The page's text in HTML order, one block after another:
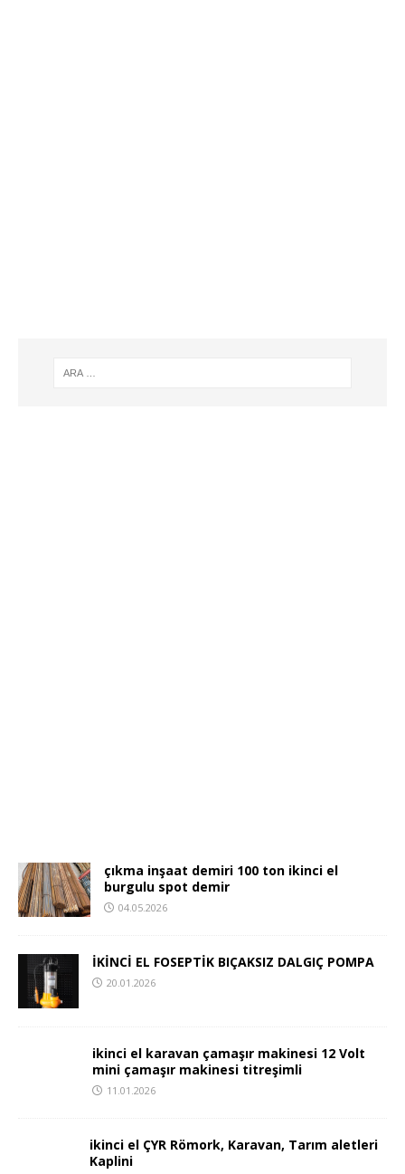
çıkma inşaat demiri 100 ton ikinci el
burgulu spot demir
04.05.2026
İKİNCİ EL FOSEPTİK BIÇAKSIZ DALGIÇ POMPA
20.01.2026
ikinci el karavan çamaşır makinesi 12 Volt
mini çamaşır makinesi titreşimli
11.01.2026
ikinci el ÇYR Römork, Karavan, Tarım aletleri
Kaplini